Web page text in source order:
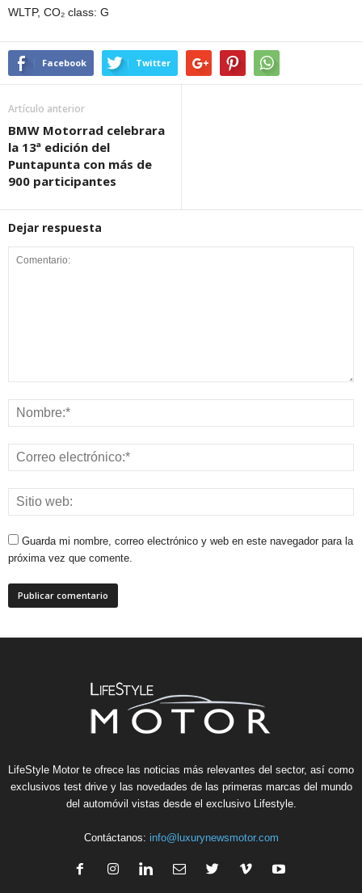
WLTP, CO₂ class: G
Facebook Twitter
Artículo anterior
BMW Motorrad celebrara
la 13ª edición del
Puntapunta con más de
900 participantes
Dejar respuesta
Guarda mi nombre, correo electrónico y web en este navegador para la
próxima vez que comente.
LifeStyle Motor te ofrece las noticias más relevantes del sector, así como
exclusivos test drive y las novedades de las primeras marcas del mundo
del automóvil vistas desde el exclusivo Lifestyle.
Contáctanos: info@luxurynewsmotor.com